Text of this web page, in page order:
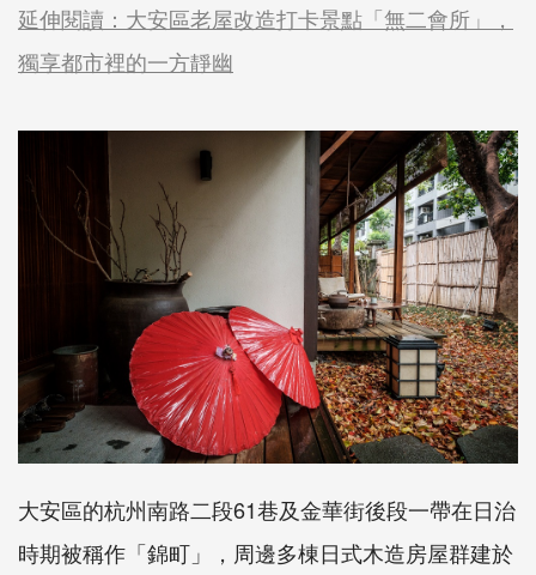
延伸閱讀：大安區老屋改造打卡景點「無二會所」，
獨享都市裡的一方靜幽
大安區的杭州南路二段61巷及金華街後段一帶在日治
時期被稱作「錦町」，周邊多棟日式木造房屋群建於